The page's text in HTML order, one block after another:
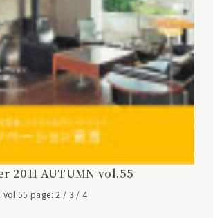
2011 AUTUMN vol.55
vol.55 page: 2 / 3 / 4